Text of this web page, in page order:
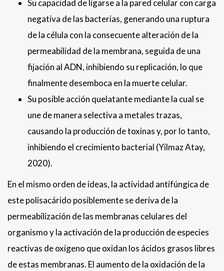
Su capacidad de ligarse a la pared celular con carga
negativa de las bacterias, generando una ruptura
de la célula con la consecuente alteración de la
permeabilidad de la membrana, seguida de una
fijación al ADN, inhibiendo su replicación, lo que
finalmente desemboca en la muerte celular.
Su posible acción quelatante mediante la cual se
une de manera selectiva a metales trazas,
causando la producción de toxinas y, por lo tanto,
inhibiendo el crecimiento bacterial (Yilmaz Atay,
2020).
En el mismo orden de ideas, la actividad antifúngica de
este polisacárido posiblemente se deriva de la
permeabilización de las membranas celulares del
organismo y la activación de la producción de especies
reactivas de oxígeno que oxidan los ácidos grasos libres
de estas membranas. El aumento de la oxidación de la